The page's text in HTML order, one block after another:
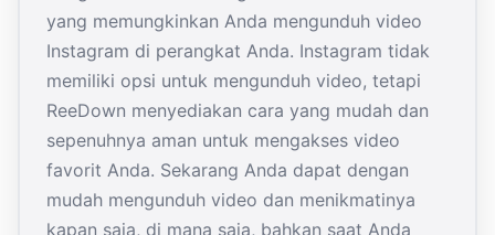
yang memungkinkan Anda mengunduh video
Instagram di perangkat Anda. Instagram tidak
memiliki opsi untuk mengunduh video, tetapi
ReeDown menyediakan cara yang mudah dan
sepenuhnya aman untuk mengakses video
favorit Anda. Sekarang Anda dapat dengan
mudah mengunduh video dan menikmatinya
kapan saja, di mana saja, bahkan saat Anda